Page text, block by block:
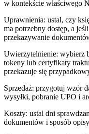
w kontekście właściwego
Uprawnienia: ustal, czy
ma potrzebny dostęp, a
przekazywanie
Uwierzytelnienie: wybierz
tokeny lub certyfikaty
przekazuje się
Sprzedaż: przygotuj wzór
wysyłki, pobranie UPO i
Koszty: ustal dni
dokumentów i sposób